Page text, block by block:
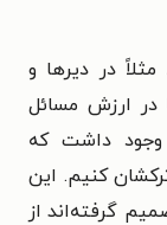
در دیرها و
در ارزش مسائل
وجود داشت که
کنیم. این
گرفته‌اند از